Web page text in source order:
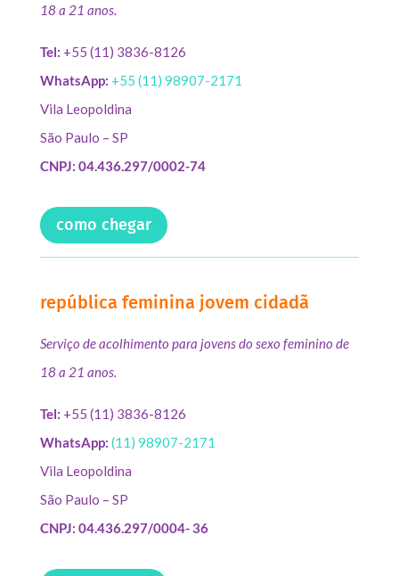
18 a 21 anos.
Tel: +55 (11) 3836-8126
WhatsApp: +55 (11) 98907-2171
Vila Leopoldina
São Paulo – SP
CNPJ: 04.436.297/0002-74
como chegar
república feminina jovem cidadã
Serviço de acolhimento para jovens do sexo feminino de
18 a 21 anos.
Tel: +55 (11) 3836-8126
WhatsApp: (11) 98907-2171
Vila Leopoldina
São Paulo – SP
CNPJ: 04.436.297/0004- 36